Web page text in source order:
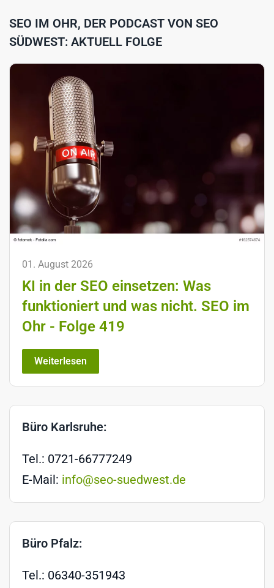
SEO IM OHR, DER PODCAST VON SEO
SÜDWEST: AKTUELL FOLGE
01. August 2026
KI in der SEO einsetzen: Was
funktioniert und was nicht. SEO im
Ohr - Folge 419
Weiterlesen
Büro Karlsruhe:
Tel.: 0721-66777249
E-Mail: info@seo-suedwest.de
Büro Pfalz:
Tel.: 06340-351943